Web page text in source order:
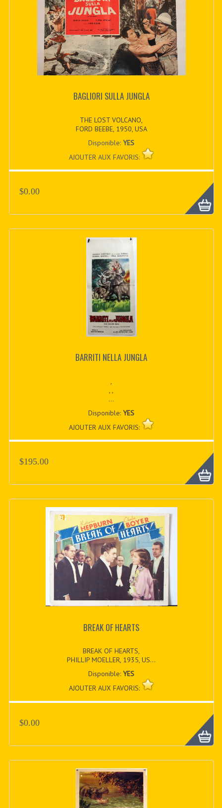
BAGLIORI SULLA JUNGLA
THE LOST VOLCANO,
FORD BEEBE, 1950, USA
Disponible:YES
AJOUTER AUX FAVORIS:
$0.00
BARRITI NELLA JUNGLA
...
Disponible:YES
AJOUTER AUX FAVORIS:
$195.00
BREAK OF HEARTS
BREAK OF HEARTS,
PHILLIP MOELLER, 1935, US...
Disponible:YES
AJOUTER AUX FAVORIS:
$0.00